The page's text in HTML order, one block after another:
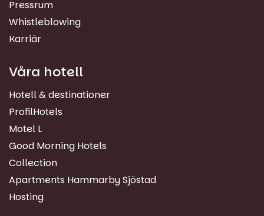
Pressrum
Whistleblowing
Karriär
Våra hotell
Hotell & destinationer
ProfilHotels
Motel L
Good Morning Hotels
Collection
Apartments Hammarby Sjöstad
Hosting